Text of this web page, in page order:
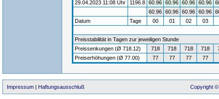
29.04.2023 11:08 Uhr
1196.8 60.96 60.96 60.96 60.96
60.96 60.96 60.96 60.96
Datum
Tage 00 01 02 03
Preisstabilität in Tagen zur jeweiligen Stunde
Preissenkungen (Ø 718.12)
718 718 718 718
Preiserhöhungen (Ø 77.00)
77 77 77 77
Impressum | Haftungsausschluß Copyright ©